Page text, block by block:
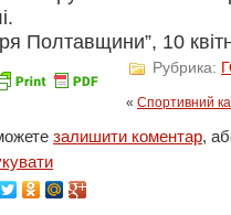
Полтавщини”, 10
Рубрика:
« Спортивний
залишити коментар,